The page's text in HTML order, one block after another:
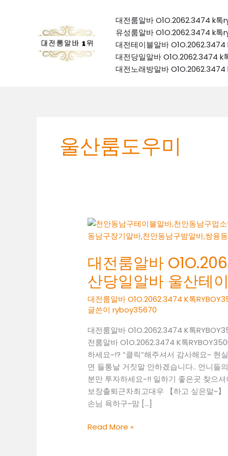
대전룸알바 O1O.2062.3474 k
유성룸알바 O1O.2062.3474 k
대전테이블알바
대전당일알바 O1O.2062.3474
대전노래방알바
울산룸도우미
대전룸알바
산당일알바 울산테
대전룸알바 O1O.2062.3474 K톡
글쓴이ryboy35670
대전룸알바 O1O.2062.3474 K톡
전룸알바 O1O.2062.3474 K톡
하세요~!? “클릭”해주셔서 감사해요~ 현
면 들통날 거짓말 안하겠습니다.. 언니들
분만 투자하세요~!! 일하기 좋은곳 찾으
보장출퇴근차최고대우 【하고 싶은말~
손님 욕하구~맘 […]
대
Read More »